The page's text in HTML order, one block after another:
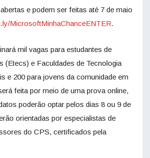
e podem ser feitas até 7 de maio
MicrosoftMinhaChanceENTER.
mil vagas para estudantes de
(Etecs) e Faculdades de Tecnologia
e 200 para jovens da comunidade em
feita por meio de uma prova online,
poderão optar pelos dias 8 ou 9 de
orientadas por especialistas de
do CPS, certificados pela